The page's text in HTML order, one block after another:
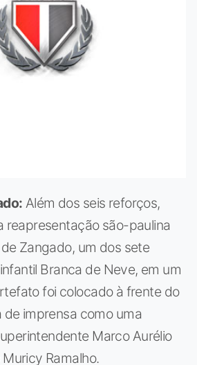
Além dos seis reforços,
reapresentação são-paulina
Zangado, um dos sete
Branca de Neve, em um
foi colocado à frente do
de imprensa como uma
Marco Aurélio
Ramalho.